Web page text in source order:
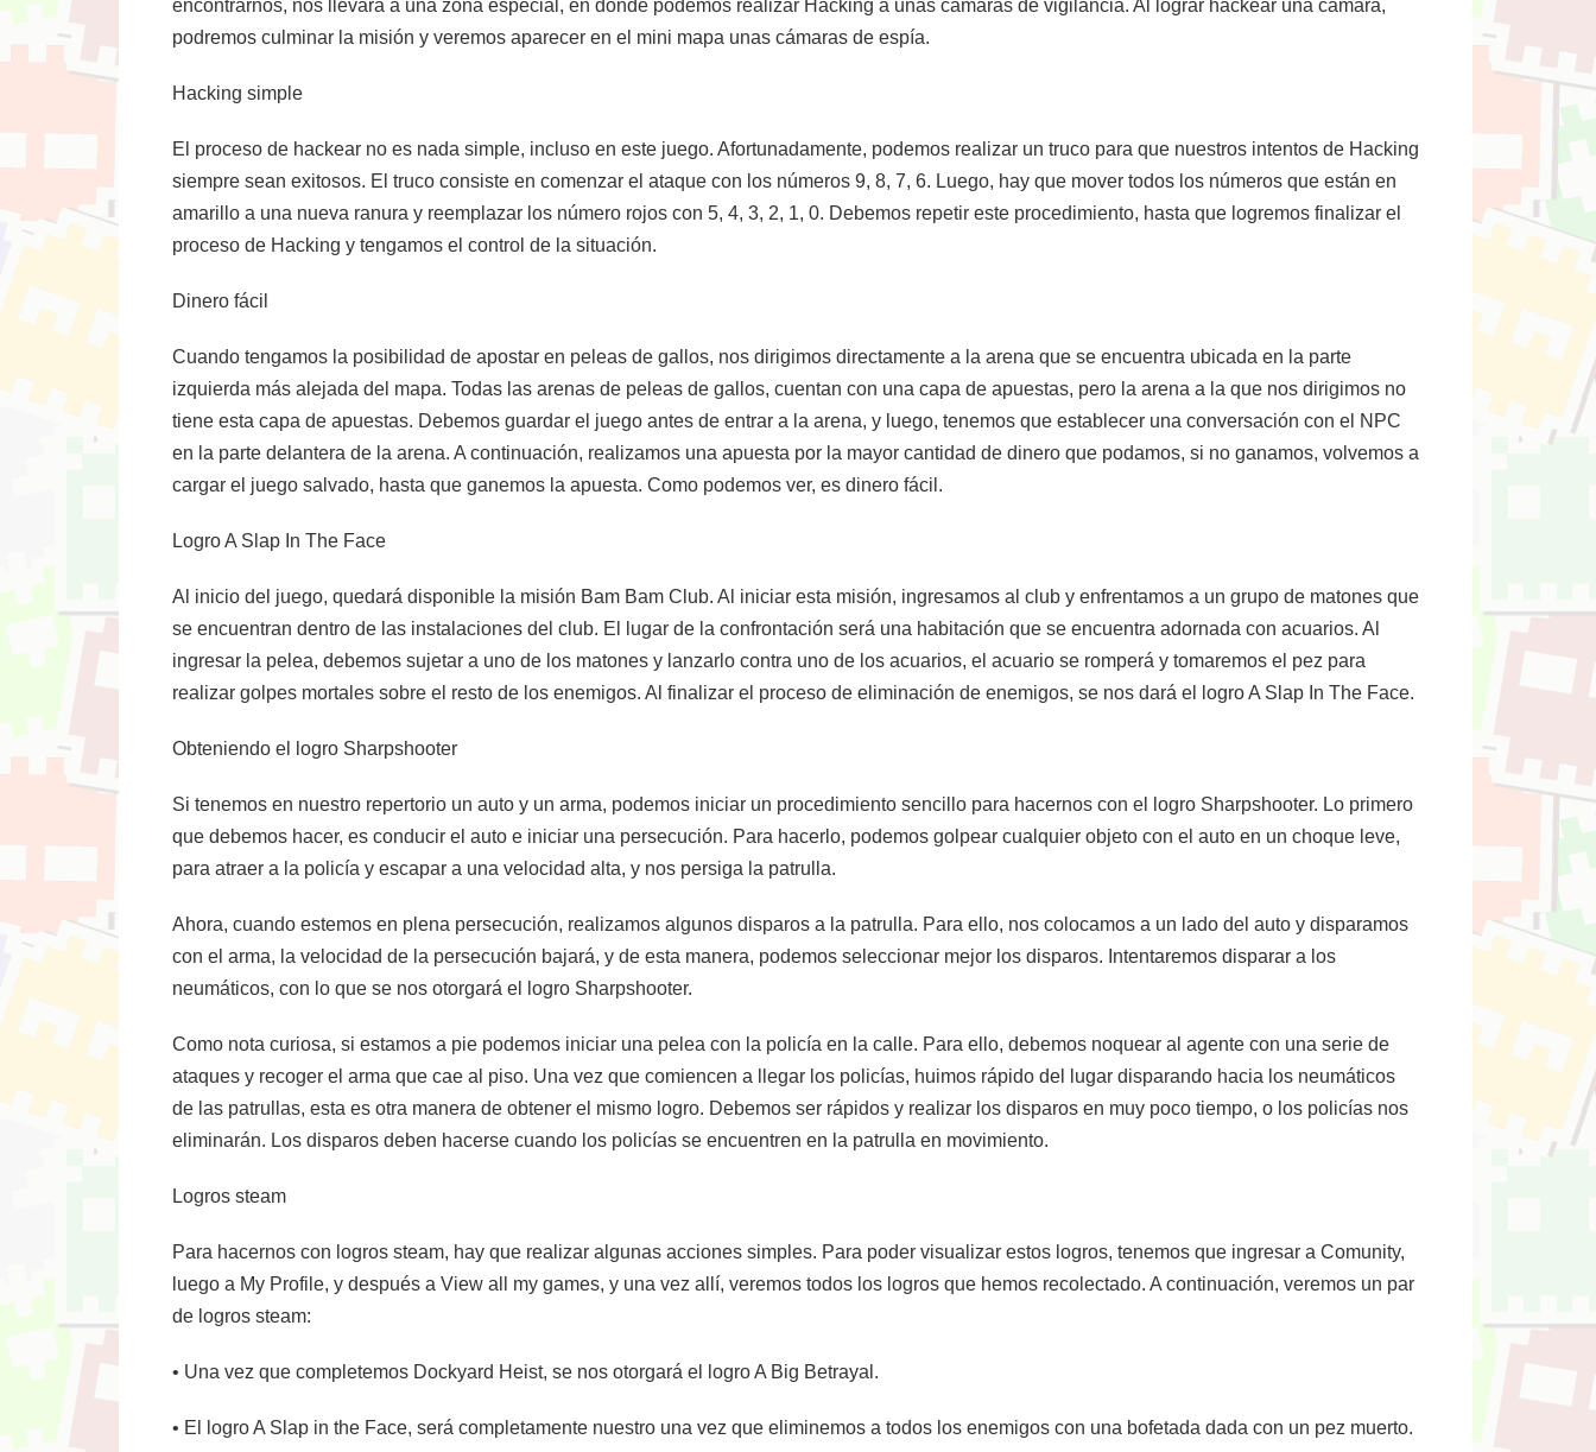
encontrarnos, nos llevará a una zona especial, en donde podemos realizar Hacking a unas cámaras de vigilancia. Al lograr hackear una cámara,
podremos culminar la misión y veremos aparecer en el mini mapa unas cámaras de espía.
Hacking simple
El proceso de hackear no es nada simple, incluso en este juego. Afortunadamente, podemos realizar un truco para que nuestros intentos de Hacking
siempre sean exitosos. El truco consiste en comenzar el ataque con los números 9, 8, 7, 6. Luego, hay que mover todos los números que están en
amarillo a una nueva ranura y reemplazar los número rojos con 5, 4, 3, 2, 1, 0. Debemos repetir este procedimiento, hasta que logremos finalizar el
proceso de Hacking y tengamos el control de la situación.
Dinero fácil
Cuando tengamos la posibilidad de apostar en peleas de gallos, nos dirigimos directamente a la arena que se encuentra ubicada en la parte
izquierda más alejada del mapa. Todas las arenas de peleas de gallos, cuentan con una capa de apuestas, pero la arena a la que nos dirigimos no
tiene esta capa de apuestas. Debemos guardar el juego antes de entrar a la arena, y luego, tenemos que establecer una conversación con el NPC
en la parte delantera de la arena. A continuación, realizamos una apuesta por la mayor cantidad de dinero que podamos, si no ganamos, volvemos a
cargar el juego salvado, hasta que ganemos la apuesta. Como podemos ver, es dinero fácil.
Logro A Slap In The Face
Al inicio del juego, quedará disponible la misión Bam Bam Club. Al iniciar esta misión, ingresamos al club y enfrentamos a un grupo de matones que
se encuentran dentro de las instalaciones del club. El lugar de la confrontación será una habitación que se encuentra adornada con acuarios. Al
ingresar la pelea, debemos sujetar a uno de los matones y lanzarlo contra uno de los acuarios, el acuario se romperá y tomaremos el pez para
realizar golpes mortales sobre el resto de los enemigos. Al finalizar el proceso de eliminación de enemigos, se nos dará el logro A Slap In The Face.
Obteniendo el logro Sharpshooter
Si tenemos en nuestro repertorio un auto y un arma, podemos iniciar un procedimiento sencillo para hacernos con el logro Sharpshooter. Lo primero
que debemos hacer, es conducir el auto e iniciar una persecución. Para hacerlo, podemos golpear cualquier objeto con el auto en un choque leve,
para atraer a la policía y escapar a una velocidad alta, y nos persiga la patrulla.
Ahora, cuando estemos en plena persecución, realizamos algunos disparos a la patrulla. Para ello, nos colocamos a un lado del auto y disparamos
con el arma, la velocidad de la persecución bajará, y de esta manera, podemos seleccionar mejor los disparos. Intentaremos disparar a los
neumáticos, con lo que se nos otorgará el logro Sharpshooter.
Como nota curiosa, si estamos a pie podemos iniciar una pelea con la policía en la calle. Para ello, debemos noquear al agente con una serie de
ataques y recoger el arma que cae al piso. Una vez que comiencen a llegar los policías, huimos rápido del lugar disparando hacia los neumáticos
de las patrullas, esta es otra manera de obtener el mismo logro. Debemos ser rápidos y realizar los disparos en muy poco tiempo, o los policías nos
eliminarán. Los disparos deben hacerse cuando los policías se encuentren en la patrulla en movimiento.
Logros steam
Para hacernos con logros steam, hay que realizar algunas acciones simples. Para poder visualizar estos logros, tenemos que ingresar a Comunity,
luego a My Profile, y después a View all my games, y una vez allí, veremos todos los logros que hemos recolectado. A continuación, veremos un par
de logros steam:
• Una vez que completemos Dockyard Heist, se nos otorgará el logro A Big Betrayal.
• El logro A Slap in the Face, será completamente nuestro una vez que eliminemos a todos los enemigos con una bofetada dada con un pez muerto.